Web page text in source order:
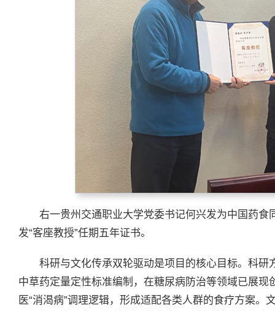
右一贵州交通职业大学党委书记何兴发为中国药
发“客座教授”任期五年证书。
科研与文化传承双轮驱动是项目的核心目标。科研
中草药定量定性标准编制，在糖尿病防治等领域已展
医“消渴病”调理逻辑，形成适配各类人群的食疗方案